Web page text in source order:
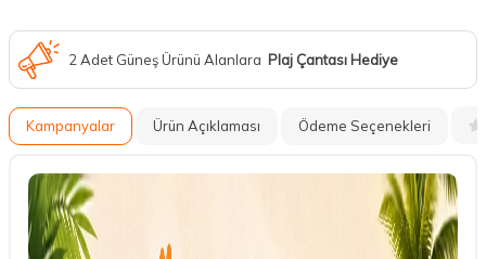
2 Adet Güneş Ürünü Alanlara Plaj Çantası Hediye
Kampanyalar Ürün Açıklaması Ödeme Seçenekleri